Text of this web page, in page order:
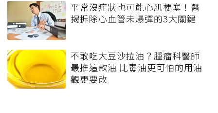
平常沒症狀也可能心肌梗塞！醫
揭拆除心血管未爆彈的3大關鍵
不敢吃大豆沙拉油？腫瘤科醫師
最推這款油 比毒油更可怕的用油
觀更要改